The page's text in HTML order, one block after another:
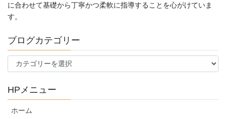
に合わせて基礎から丁寧かつ柔軟に指導することを心がけていま
す。
ブログカテゴリー
ロ
カ
テ
ゴ
HPメニュー
ホーム